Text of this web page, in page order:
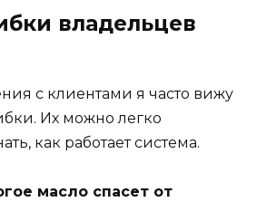
владельцев
с клиентами я часто вижу
Их можно легко
как работает система.
масло спасет от